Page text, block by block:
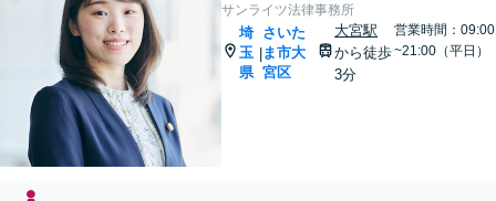
サンライツ法律事務所
埼
玉
県
|
さいた
ま市大
宮区
大宮駅
から徒歩
3分
営業時間：09:00
~21:00（平日）